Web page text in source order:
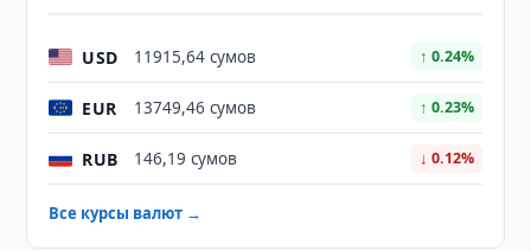
USD 11915,64 сумов ↑ 0.24%
EUR 13749,46 сумов ↑ 0.23%
RUB 146,19 сумов ↓ 0.12%
Все курсы валют →